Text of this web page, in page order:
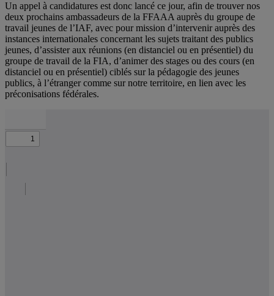
Un appel à candidatures est donc lancé ce jour, afin de trouver nos
deux prochains ambassadeurs de la FFAAA auprès du groupe de
travail jeunes de l’IAF, avec pour mission d’intervenir auprès des
instances internationales concernant les sujets traitant des publics
jeunes, d’assister aux réunions (en distanciel ou en présentiel) du
groupe de travail de la FIA, d’animer des stages ou des cours (en
distanciel ou en présentiel) ciblés sur la pédagogie des jeunes
publics, à l’étranger comme sur notre territoire, en lien avec les
préconisations fédérales.